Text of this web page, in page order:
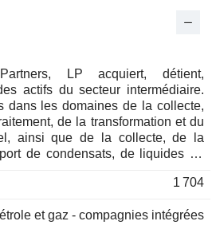
LP acquiert, détient,
actifs du secteur intermédiaire.
dans les domaines de la collecte,
de la transformation et du
ainsi que de la collecte, de la
de condensats, de liquides de
production. Ses principaux actifs
du Texas et au Nouveau-
1 704
et gaz - compagnies intégrées